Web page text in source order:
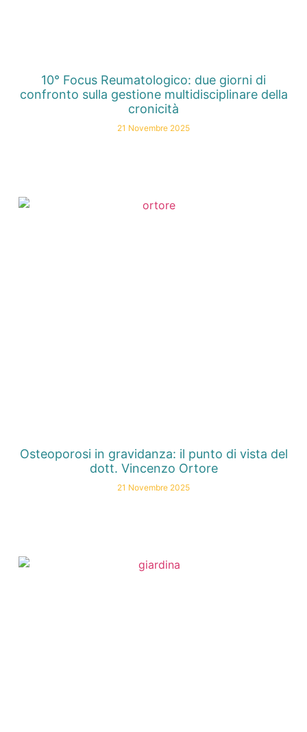
10° Focus Reumatologico: due giorni di
confronto sulla gestione multidisciplinare della
cronicità
21 Novembre 2025
Osteoporosi in gravidanza: il punto di vista del
dott. Vincenzo Ortore
21 Novembre 2025